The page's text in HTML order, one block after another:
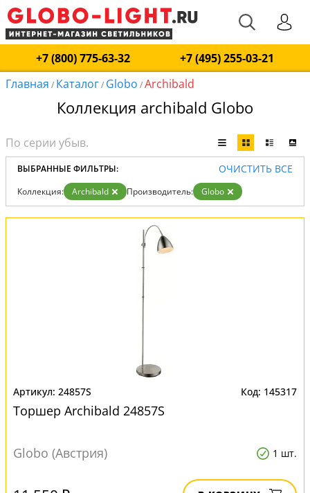
+7 (800) 775-63-32
+7 (495) 255-03-21
Главная / Каталог/ Globo /Archibald
Коллекция archibald Globo
ВЫБРАННЫЕ ФИЛЬТРЫ: ОЧИСТИТЬ ВСЕ
Коллекция: Archibald Производитель: Globo
24857S 145317
Торшер Archibald 24857S
Globo (Австрия) 1 шт.